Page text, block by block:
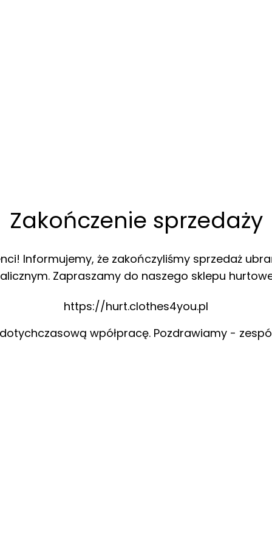
Zakończenie sprzedaży
Informujemy, że zakończyliśmy sprzedaż
Zapraszamy do naszego sklepu
https://hurt.clothes4you.pl
wpółpracę. Pozdrawiamy -